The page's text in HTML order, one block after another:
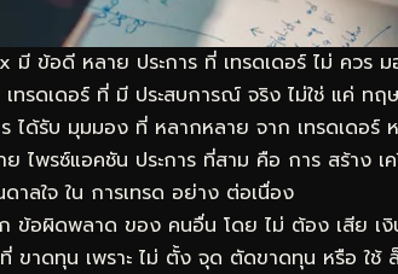
มี ข้อดี หลาย ประการ ที่ เทรดเดอร์ ไม่ ควร
ทรดเดอร์ ที่ มี ประสบการณ์ จริง ไม่ใช่ แค่ ท
ได้รับ มุมมอง ที่ หลากหลาย จาก เทรดเดอร์
ไพรซ์แอคชัน ประการ ที่สาม คือ การ สร้าง เ
ลใจ ใน การเทรด อย่าง ต่อเนื่อง
ก ข้อผิดพลาด ของ คนอื่น โดย ไม่ ต้อง เสีย เ
ที่ ขาดทุน เพราะ ไม่ ตั้ง จุด ตัดขาดทุน หรือ ใ